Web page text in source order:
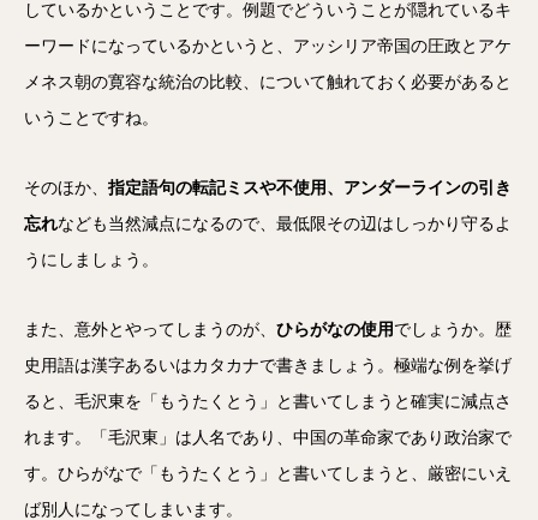
しているかということです。例題でどういうことが隠れているキ
ーワードになっているかというと、アッシリア帝国の圧政とアケ
メネス朝の寛容な統治の比較、について触れておく必要があると
いうことですね。
そのほか、 指定語句の転記ミスや不使用、アンダーラインの引き
忘れなども当然減点になるので、最低限その辺はしっかり守るよ
うにしましょう。
また、意外とやってしまうのが、 ひらがなの使用 でしょうか。歴
史用語は漢字あるいはカタカナで書きましょう。極端な例を挙げ
ると、毛沢東を「もうたくとう」と書いてしまうと確実に減点さ
れます。「毛沢東」は人名であり、中国の革命家であり政治家で
す。ひらがなで「もうたくとう」と書いてしまうと、厳密にいえ
ば別人になってしまいます。